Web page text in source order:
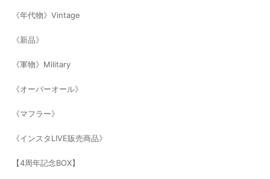
《年代物》Vintage
《新品》
《軍物》Military
《オーバーオール》
《マフラー》
《インスタLIVE販売商品》
【4周年記念BOX】